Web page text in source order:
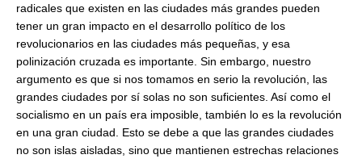
radicales que existen en las ciudades más grandes pueden
tener un gran impacto en el desarrollo político de los
revolucionarios en las ciudades más pequeñas, y esa
polinización cruzada es importante. Sin embargo, nuestro
argumento es que si nos tomamos en serio la revolución, las
grandes ciudades por sí solas no son suficientes. Así como el
socialismo en un país era imposible, también lo es la revolución
en una gran ciudad. Esto se debe a que las grandes ciudades
no son islas aisladas, sino que mantienen estrechas relaciones